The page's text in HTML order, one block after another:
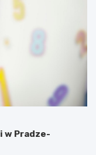
w Pradze-